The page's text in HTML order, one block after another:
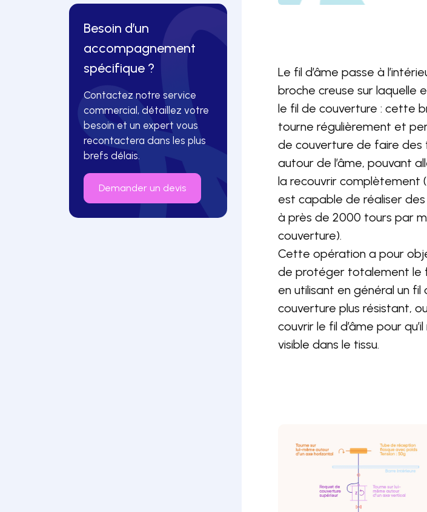
Besoin d’un
accompagnement
spécifique ?
Contactez notre service
commercial, détaillez votre
besoin et un expert vous
recontactera dans les plus
brefs délais.
Demander un devis
Le fil d’âme passe à
broche creuse sur laquelle
le fil de couverture : cette
tourne régulièrement et
de couverture de faire des
autour de l’âme, pouvant
la recouvrir complètement
est capable de réaliser
à près de 2000 tours par
couverture).
Cette opération a pour
de protéger totalement le
en utilisant en général un fil
couverture plus résistant,
couvrir le fil d’âme pour
visible dans le tissu.